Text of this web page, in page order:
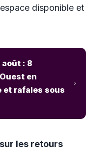
disponible et
: 8
en
et rafales sous
les retours